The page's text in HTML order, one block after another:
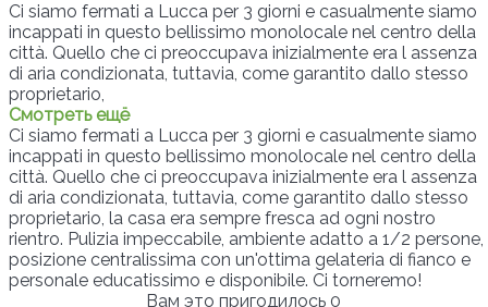
Ci siamo fermati a Lucca per 3 giorni e casualmente siamo
incappati in questo bellissimo monolocale nel centro della
città. Quello che ci preoccupava inizialmente era l assenza
di aria condizionata, tuttavia, come garantito dallo stesso
proprietario,
Смотреть ещё
Ci siamo fermati a Lucca per 3 giorni e casualmente siamo
incappati in questo bellissimo monolocale nel centro della
città. Quello che ci preoccupava inizialmente era l assenza
di aria condizionata, tuttavia, come garantito dallo stesso
proprietario, la casa era sempre fresca ad ogni nostro
rientro. Pulizia impeccabile, ambiente adatto a 1/2 persone,
posizione centralissima con un'ottima gelateria di fianco e
personale educatissimo e disponibile. Ci torneremo!
Вам это пригодилось 0